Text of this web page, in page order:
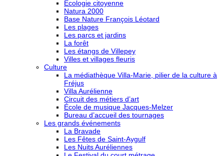
Ecologie citoyenne
Natura 2000
Base Nature François Léotard
Les plages
Les parcs et jardins
La forêt
Les étangs de Villepey
Villes et villages fleuris
Culture
La médiathèque Villa-Marie, pilier de la culture à
Fréjus
Villa Aurélienne
Circuit des métiers d’art
École de musique Jacques-Melzer
Bureau d’accueil des tournages
Les grands événements
La Bravade
Les Fêtes de Saint-Aygulf
Les Nuits Auréliennes